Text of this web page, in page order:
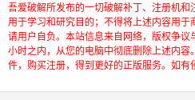
吾爱破解所发布的一切破解补丁、注册机
用于学习和研究目的；不得将上述内容用
请用户自负。本站信息来自网络，版权争
小时之内，从您的电脑中彻底删除上述内
件，购买注册，得到更好的正版服务。如有